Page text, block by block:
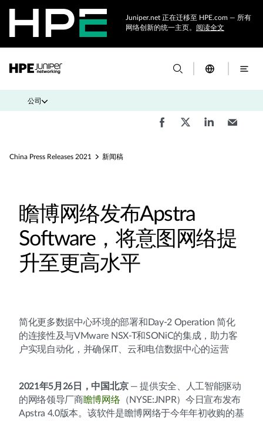
Juniper.net 正在迁移至 HPE.com — 所有
网络创新的统一主页。 阅读全文
公司
China Press Releases 2021 新闻稿
瞻博网络发布Apstra
Software，将意图网络提
升至更高水平
简化更多数据中心环境的部署和Day-2 Operation 简化
的连接性及与VMware NSX-T和SONiC的集成，助力客
户实现自动化，并确保IT、云和电信数据中心的运营
2021年5月26日，中国北京— 提供安全、人工智能驱动
的网络领导厂商瞻博网络（NYSE:JNPR）今日宣布发布
Apstra 4.0版本。该软件是瞻博网络于今年年初收购的基